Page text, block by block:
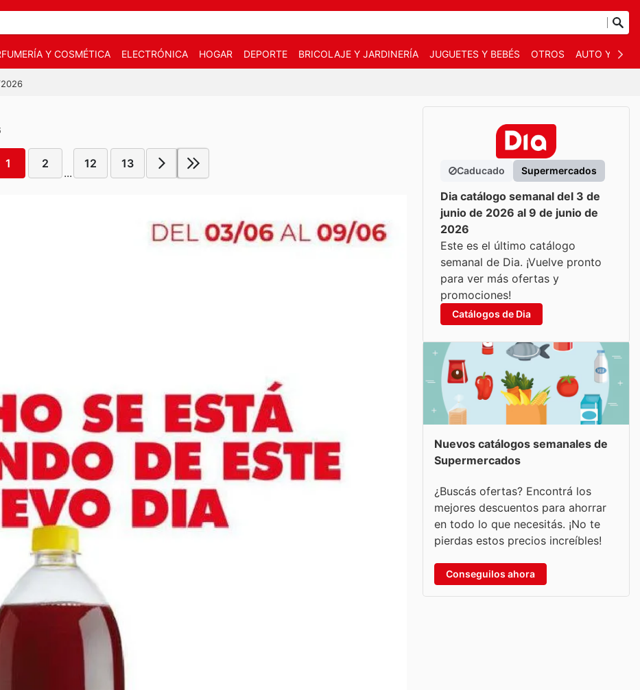
Y COSMÉTICA ELECTRÓNICA HOGAR DEPORTE BRICOLAJE Y JARDINERÍA JUGUETES Y BEBÉS OTROS AUTO Y
1 2
...
12 13
Caducado Supermercados
Dia catálogo semanal del 3 de
junio de 2026 al 9 de junio de
2026
Este es el último catálogo
semanal de Dia. ¡Vuelve pronto
para ver más ofertas y
promociones!
Catálogos de Dia
Nuevos catálogos semanales de
Supermercados
¿Buscás ofertas? Encontrá los
mejores descuentos para ahorrar
en todo lo que necesitás. ¡No te
pierdas estos precios increíbles!
Conseguilos ahora